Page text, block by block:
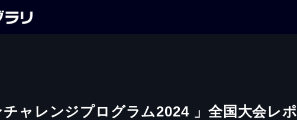
チャレンジプログラム2024 」全国大会レポ